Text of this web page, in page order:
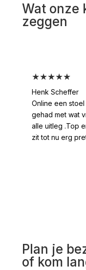
Wat onze
zeggen
★★★★★
Henk Scheffer
Online een
gehad met wat
alle uitleg .Top
zit tot nu erg
Plan je
of kom